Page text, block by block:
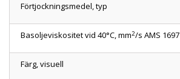
Förtjockningsmedel, typ
Basoljeviskositet vid 40°C, mm2/s AMS 1697
Färg, visuell